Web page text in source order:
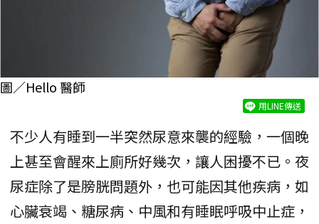
圖／Hello 醫師
用LINE傳送
不少人有睡到一半突然尿意來襲的經驗，一個晚
上甚至會醒來上廁所好幾次，讓人困擾不已。夜
尿症除了是膀胱問題外，也可能因其他疾病，如
心臟衰竭、糖尿病、中風和有睡眠呼吸中止症，